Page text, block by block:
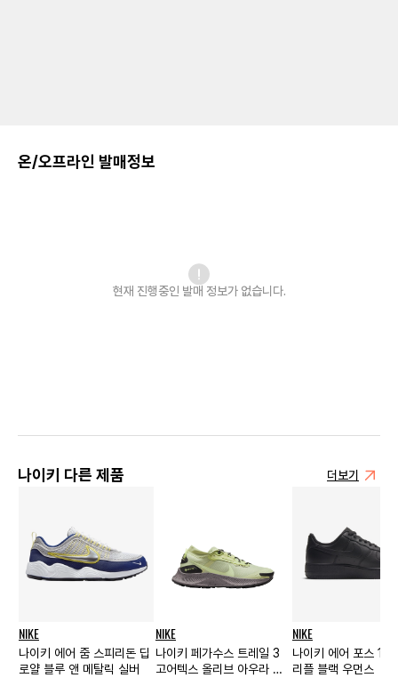
온/오프라인 발매정보
현재 진행중인 발매 정보가 없습니다.
나이키 다른 제품 더보기
NIKE
나이키 에어 줌 스피리돈 딥
로얄 블루 앤 메탈릭 실버
NIKE
나이키 페가수스 트레일 3
고어텍스 올리브 아우라 우
NIKE
나이키 에어 포스 1
리플 블랙 우먼스